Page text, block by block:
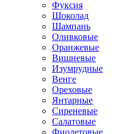
Фуксия
Шоколад
Шампань
Оливковые
Оранжевые
Вишневые
Изумрудные
Венге
Ореховые
Янтарные
Сиреневые
Салатовые
Фиолетовые